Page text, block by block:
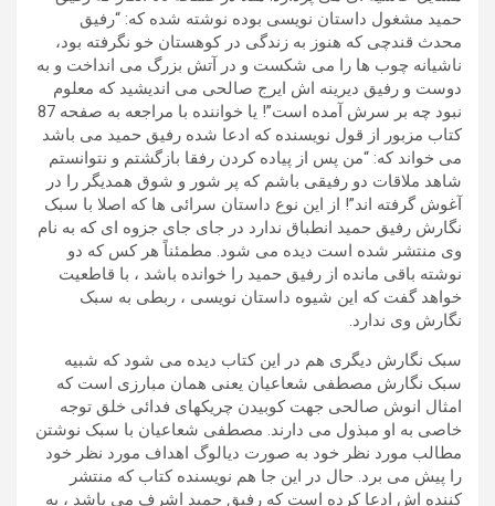
حمید مشغول داستان نویسی بوده نوشته شده که: “رفیق
محدث قندچی که هنوز به زندگی در کوهستان خو نگرفته بود،
ناشیانه چوب ها را می شکست و در آتش بزرگ می انداخت و به
دوست و رفیق دیرینه اش ایرج صالحی می اندیشید که معلوم
نبود چه بر سرش آمده است”! یا خواننده با مراجعه به صفحه 87
کتاب مزبور از قول نویسنده که ادعا شده رفیق حمید می باشد
می خواند که: “من پس از پیاده کردن رفقا بازگشتم و نتوانستم
شاهد ملاقات دو رفیقی باشم که پر شور و شوق همدیگر را در
آغوش گرفته اند”! از این نوع داستان سرائی ها که اصلا با سبک
نگارش رفیق حمید انطباق ندارد در جای جای جزوه ای که به نام
وی منتشر شده است دیده می شود. مطمئناً هر کس که دو
نوشته باقی مانده از رفیق حمید را خوانده باشد ، با قاطعیت
خواهد گفت که این شیوه داستان نویسی ، ربطی به سبک
نگارش وی ندارد.
سبک نگارش دیگری هم در این کتاب دیده می شود که شبیه
سبک نگارش مصطفی شعاعیان یعنی همان مبارزی است که
امثال انوش صالحی جهت کوبیدن چریکهای فدائی خلق توجه
خاصی به او مبذول می دارند. مصطفی شعاعیان با سبک نوشتن
مطالب مورد نظر خود به صورت دیالوگ اهداف مورد نظر خود
را پیش می برد. حال در این جا هم نویسنده کتاب که منتشر
کننده اش ادعا کرده است که رفیق حمید اشرف می باشد ، به